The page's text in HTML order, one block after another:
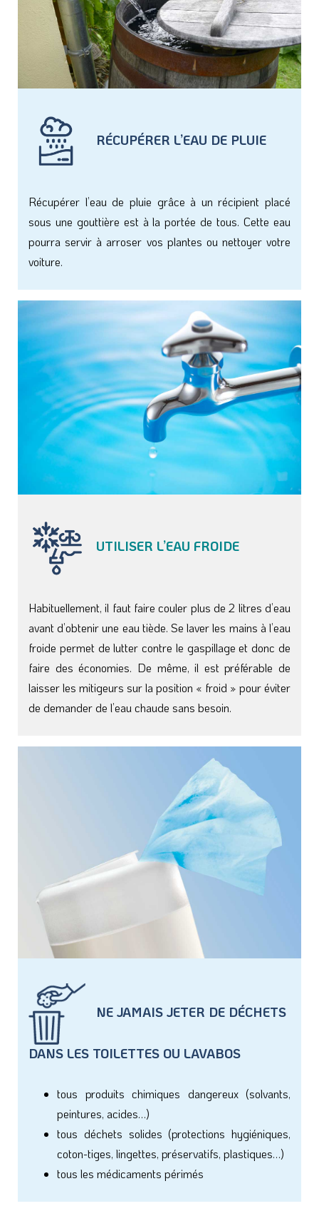
RÉCUPÉRER L’EAU DE PLUIE
Récupérer l’eau de pluie grâce à un récipient placé
sous une gouttière est à la portée de tous. Cette eau
pourra servir à arroser vos plantes ou nettoyer votre
voiture.
UTILISER L’EAU FROIDE
Habituellement, il faut faire couler plus de 2 litres d’eau
avant d’obtenir une eau tiède. Se laver les mains à l’eau
froide permet de lutter contre le gaspillage et donc de
faire des économies. De même, il est préférable de
laisser les mitigeurs sur la position « froid » pour éviter
de demander de l’eau chaude sans besoin.
NE JAMAIS JETER DE DÉCHETS
DANS LES TOILETTES OU LAVABOS
tous produits chimiques dangereux (solvants,
peintures, acides…)
tous déchets solides (protections hygiéniques,
coton-tiges, lingettes, préservatifs, plastiques…)
tous les médicaments périmés